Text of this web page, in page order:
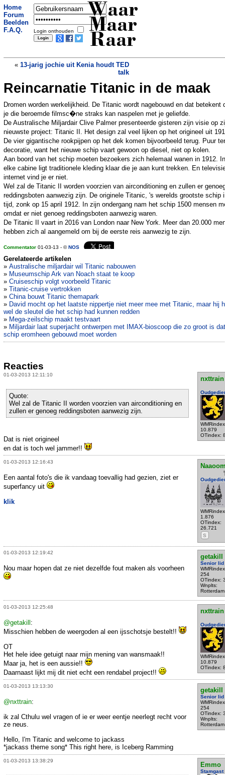
Home
Forum
Beelden
F.A.Q.
Login onthouden
Waar
Maar
Raar
« 13-jarig jochie uit Kenia houdt TED
talk
Asielzoekers in kou door kapotte
verwarming koning»
Reincarnatie Titanic in de maak
Dromen worden werkelijkheid. De Titanic wordt nagebouwd en dat betekent
je die beroemde filmsc�ne straks kan naspelen met je geliefde.
De Australische Miljardair Clive Palmer presenteerde gisteren zijn visie op
nieuwste project: Titanic II. Het design zal veel lijken op het origineel uit
De vier gigantische rookpijpen op het dek komen bijvoorbeeld terug. Puur ter
decoratie, want het nieuwe schip vaart gewoon op diesel, niet op kolen.
Aan boord van het schip moeten bezoekers zich helemaal wanen in 1912. In
elke cabine ligt traditionele kleding klaar die je aan kunt trekken. En
internet vind je er niet.
Wel zal de Titanic II worden voorzien van airconditioning en zullen er
reddingsboten aanwezig zijn. De originele Titanic, 's werelds grootste schip
tijd, zonk op 15 april 1912. In zijn ondergang nam het schip 1500 mensen
omdat er niet genoeg reddingsboten aanwezig waren.
De Titanic II vaart in 2016 van London naar New York. Meer dan 20.000
hebben zich al aangemeld om bij de eerste reis aanwezig te zijn.
Commentator 01-03-13 - ©NOS
Gerelateerde artikelen
» Australische miljardair wil Titanic nabouwen
» Museumschip Ark van Noach staat te koop
» Cruiseschip volgt voorbeeld Titanic
» Titanic-cruise vertrokken
» China bouwt Titanic themapark
» David mocht op het laatste nippertje niet meer mee met Titanic, maar hij
wel de sleutel die het schip had kunnen redden
» Mega-zeilschip maakt testvaart
» Miljardair laat superjacht ontwerpen met IMAX-bioscoop die zo groot is dat
schip eromheen gebouwd moet worden
Reacties
01-03-2013 12:11:10
nxttrain
10.879
OTindex:
Quote:
Wel zal de Titanic II worden voorzien van airconditioning en
zullen er genoeg reddingsboten aanwezig zijn.
Dat is niet origineel
en dat is toch wel jammer!!
01-03-2013 12:16:43
1.876
OTindex:
26.721
S
Een aantal foto's die ik vandaag toevallig had gezien, ziet er
superfancy uit
klik
01-03-2013 12:19:42
getakill
Senior lid
254
OTindex:
Wnplts:
Rotterdam
Nou maar hopen dat ze niet dezelfde fout maken als voorheen
01-03-2013 12:25:48
nxttrain
10.879
OTindex:
@getakill:
Misschien hebben de weergoden al een ijsschotsje bestelt!!
OT
Het hele idee getuigt naar mijn mening van wansmaak!!
Maar ja, het is een aussie!!
Daarnaast lijkt mij dit niet echt een rendabel project!!
01-03-2013 13:13:30
getakill
Senior lid
254
OTindex:
Wnplts:
Rotterdam
@nxttrain:
ik zal Cthulu wel vragen of ie er weer eentje neerlegt recht voor
ze neus.
Hello, I'm Titanic and welcome to jackass
*jackass theme song* This right here, is Iceberg Ramming
01-03-2013 13:38:29
Emmo
Stamgast